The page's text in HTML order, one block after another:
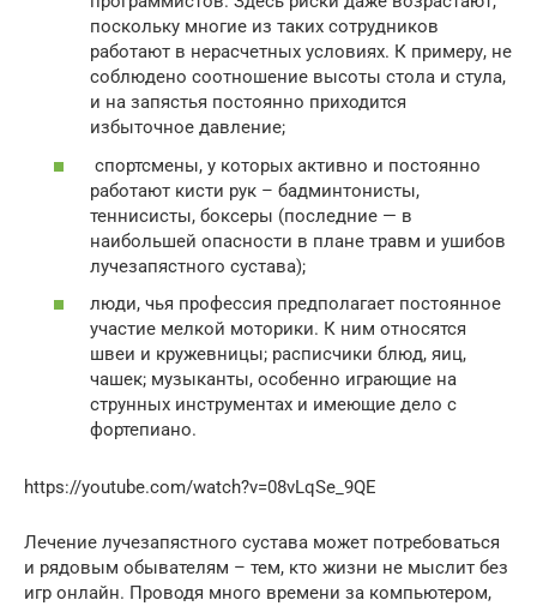
поскольку многие из таких сотрудников
работают в нерасчетных условиях. К примеру, не
соблюдено соотношение высоты стола и стула,
и на запястья постоянно приходится
избыточное давление;
спортсмены, у которых активно и постоянно
работают кисти рук – бадминтонисты,
теннисисты, боксеры (последние — в
наибольшей опасности в плане травм и ушибов
лучезапястного сустава);
люди, чья профессия предполагает постоянное
участие мелкой моторики. К ним относятся
швеи и кружевницы; расписчики блюд, яиц,
чашек; музыканты, особенно играющие на
струнных инструментах и имеющие дело с
фортепиано.
https://youtube.com/watch?v=08vLqSe_9QE
Лечение лучезапястного сустава может потребоваться
и рядовым обывателям – тем, кто жизни не мыслит без
игр онлайн. Проводя много времени за компьютером,